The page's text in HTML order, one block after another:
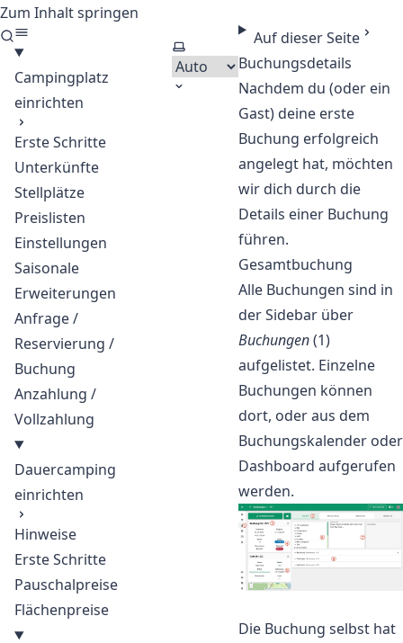
Zum Inhalt springen
CloudCamping - Software
Campingplatz
einrichten
Erste Schritte
Unterkünfte
Stellplätze
Preislisten
Einstellungen
Saisonale
Erweiterungen
Anfrage /
Reservierung /
Buchung
Anzahlung /
Vollzahlung
Dauercamping
einrichten
Hinweise
Erste Schritte
Pauschalpreise
Flächenpreise
Thema auswählen
Auf dieser Seite
Buchungsdetails
Nachdem du (oder ein
Gast) deine erste
Buchung erfolgreich
angelegt hat, möchten
wir dich durch die
Details einer Buchung
führen.
Gesamtbuchung
Alle Buchungen sind in
der Sidebar über
Buchungen(1)
aufgelistet. Einzelne
Buchungen können
dort, oder aus dem
Buchungskalender oder
Dashboard aufgerufen
werden.
Die Buchung selbst hat